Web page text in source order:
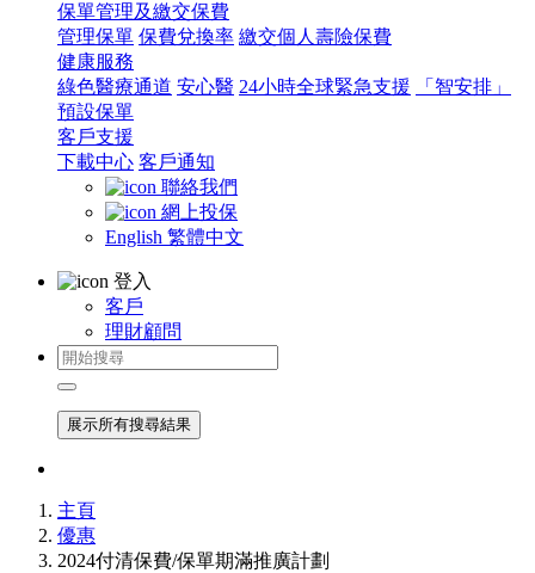
保單管理及繳交保費
管理保單 保費兌換率 繳交個人壽險保費
健康服務
綠色醫療通道 安心醫 24小時全球緊急支援
「智安排」
預設保單
客戶支援
下載中心 客戶通知
聯絡我們
網上投保
English 繁體中文
登入
客戶
理財顧問
展示所有搜尋結果
主頁
優惠
2024付清保費/保單期滿推廣計劃